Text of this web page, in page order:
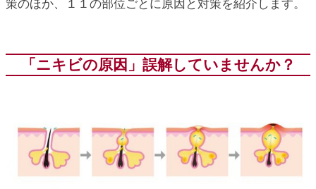
策のほか、１１の部位ごとに原因と対策を紹介します。
「ニキビの原因」誤解していませんか？